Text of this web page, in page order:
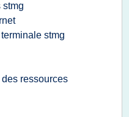
stmg
stmg
ressources